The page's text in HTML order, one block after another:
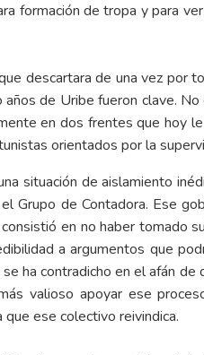
formación de tropa y para
descartara de una vez por
de Uribe fueron clave.
en dos frentes que hoy
orientados por la
situación de aislamiento
Grupo de Contadora. Ese
en no haber tomado
a argumentos que
ha contradicho en el afán de
valioso apoyar ese
ese colectivo reivindica.